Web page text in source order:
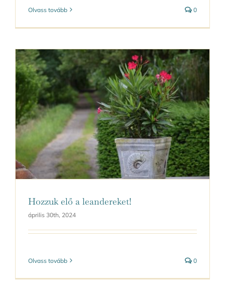
Olvass tovább 0
Hozzuk elő a leandereket!
április 30th, 2024
Olvass tovább 0